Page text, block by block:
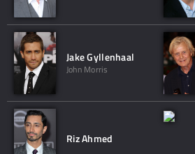
Jake Gyllenhaal
John Morris
Riz Ahmed